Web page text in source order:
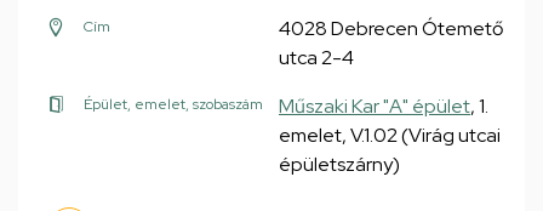
Cím
4028 Debrecen Ótemető
utca 2-4
Épület, emelet, szobaszám Műszaki Kar "A" épület, 1.
emelet, V.1.02 (Virág utcai
épületszárny)